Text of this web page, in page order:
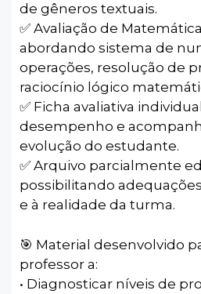
de gêneros textuais.
✅ Avaliação de
abordando sistema de
operações, resolução de
raciocínio lógico
✅ Ficha avaliativa
desempenho e
evolução do estudante.
✅ Arquivo parcialmente
possibilitando
e à realidade da turma.
🎯 Material desenvolvido
professor a:
• Diagnosticar níveis de